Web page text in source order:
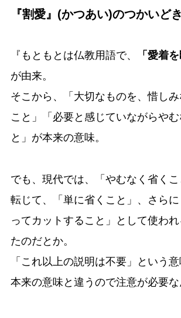
『割愛』(かつあい)のつかいど
『もともとは仏教用語で、
「愛着
が由来。
そこから、「大切なものを、惜し
こと」「必要と感じていながらや
と」が本来の意味。
でも、現代では、「やむなく省く
転じて、「単に省くこと」、さら
ってカットすること」として使わ
たのだとか。
「これ以上の説明は不要」という意
本来の意味と違うので注意が必要な